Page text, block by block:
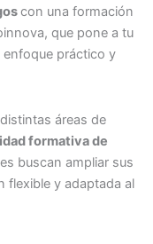
con una formación
que pone a tu
enfoque práctico y
áreas de
formativa de
buscan ampliar sus
flexible y adaptada al